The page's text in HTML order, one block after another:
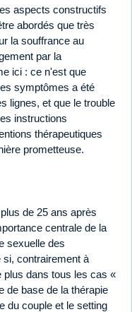
aspects constructifs
abordés que très
la souffrance au
par la
ici : ce n'est que
symptômes a été
lignes, et que le trouble
instructions
thérapeutiques
prometteuse.
de 25 ans après
centrale de la
sexuelle des
contrairement à
plus dans tous les cas «
de base de la thérapie
du couple et le setting